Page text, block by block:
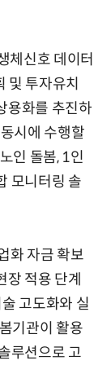
체신호 데이터
및 투자유치
용화를 추진하
시에 수행할
인 돌봄, 1인
모니터링 솔
화 자금 확보
적용 단계
고도화와 실
기관이 활용
루션으로 고